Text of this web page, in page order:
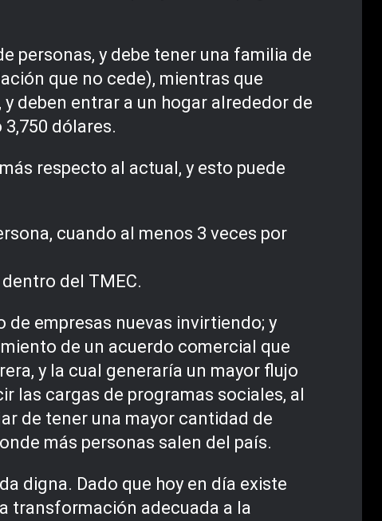
personas, y debe tener una familia de
que no cede), mientras que
deben entrar a un hogar alrededor de
dólares.
respecto al actual, y esto puede
cuando al menos 3 veces por
del TMEC.
empresas nuevas invirtiendo; y
de un acuerdo comercial que
y la cual generaría un mayor flujo
las cargas de programas sociales, al
de tener una mayor cantidad de
más personas salen del país.
digna. Dado que hoy en día existe
transformación adecuada a la